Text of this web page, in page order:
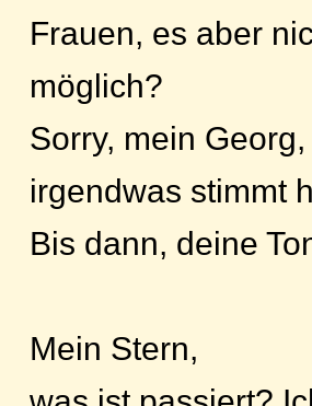
Frauen, es aber
möglich?
Sorry, mein
irgendwas stimmt
Bis dann, deine
Mein Stern,